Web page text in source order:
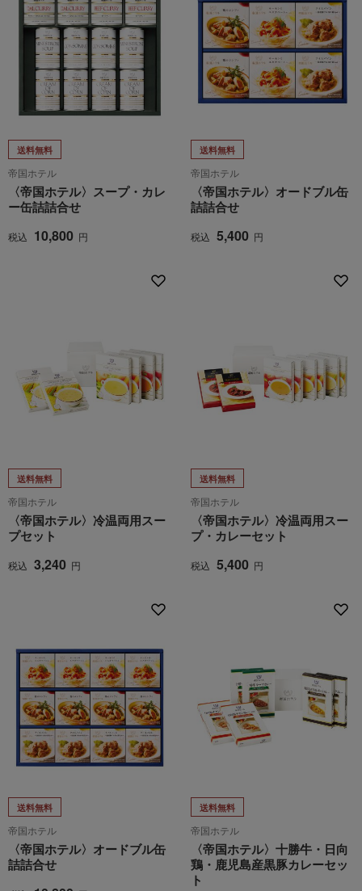
送料無料
帝国ホテル
〈帝国ホテル〉スープ・カレ
ー缶詰詰合せ
税込 10,800 円
送料無料
帝国ホテル
〈帝国ホテル〉オードブル缶
詰詰合せ
税込 5,400 円
送料無料
帝国ホテル
〈帝国ホテル〉冷温両用スー
プセット
税込 3,240 円
送料無料
帝国ホテル
〈帝国ホテル〉冷温両用スー
プ・カレーセット
税込 5,400 円
送料無料
帝国ホテル
〈帝国ホテル〉オードブル缶
詰詰合せ
送料無料
帝国ホテル
〈帝国ホテル〉十勝牛・日向
鶏・鹿児島産黒豚カレーセッ
ト